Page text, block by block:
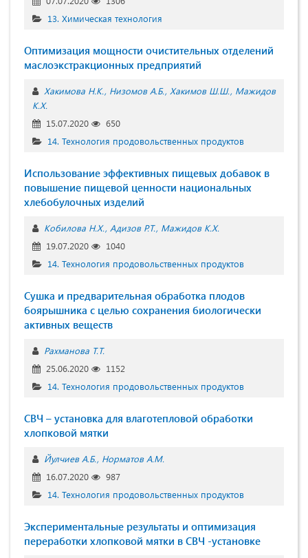
13. Химическая технология
Оптимизация мощности очистительных отделений
маслоэкстракционных предприятий
Хакимова Н.К. Низомов А.Б. Хакимов Ш.Ш. Мажидов
К.Х.
15.07.2020
650
14. Технология продовольственных продуктов
Использование эффективных пищевых добавок в
повышение пищевой ценности национальных
хлебобулочных изделий
Кобилова Н.Х. Адизов Р.Т. Мажидов К.Х.
19.07.2020
1040
14. Технология продовольственных продуктов
Сушка и предварительная обработка плодов
боярышника с целью сохранения биологически
активных веществ
Рахманова Т.Т.
25.06.2020
1152
14. Технология продовольственных продуктов
СВЧ – установка для влаготепловой обработки
хлопковой мятки
Йулчиев А.Б. Норматов А.М.
16.07.2020
987
14. Технология продовольственных продуктов
Экспериментальные результаты и оптимизация
переработки хлопковой мятки в СВЧ -установке